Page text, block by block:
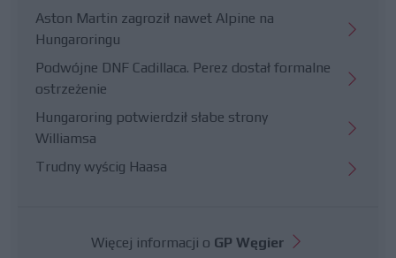
Aston Martin zagroził nawet Alpine na
Hungaroringu
Podwójne DNF Cadillaca. Perez dostał formalne
ostrzeżenie
Hungaroring potwierdził słabe strony
Williamsa
Trudny wyścig Haasa
Więcej informacji o GP Węgier